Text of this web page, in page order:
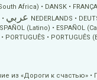
Africa) DANSK
عربي NEDERLANDS
(Latino)
ESPAÑOL
PORTUGUÊS PORTUGUÊS
из «Дороги к счастью»